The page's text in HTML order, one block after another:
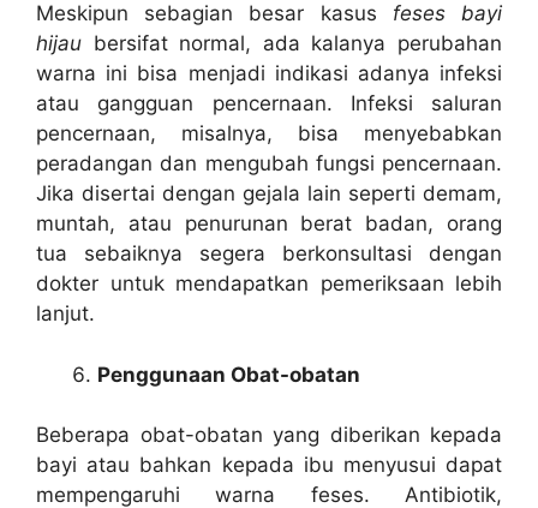
Meskipun sebagian besar kasus feses bayi
hijau bersifat normal, ada kalanya perubahan
warna ini bisa menjadi indikasi adanya infeksi
atau gangguan pencernaan. Infeksi saluran
pencernaan, misalnya, bisa menyebabkan
peradangan dan mengubah fungsi pencernaan.
Jika disertai dengan gejala lain seperti demam,
muntah, atau penurunan berat badan, orang
tua sebaiknya segera berkonsultasi dengan
dokter untuk mendapatkan pemeriksaan lebih
lanjut.
Penggunaan Obat-obatan
Beberapa obat-obatan yang diberikan kepada
bayi atau bahkan kepada ibu menyusui dapat
mempengaruhi warna feses. Antibiotik,